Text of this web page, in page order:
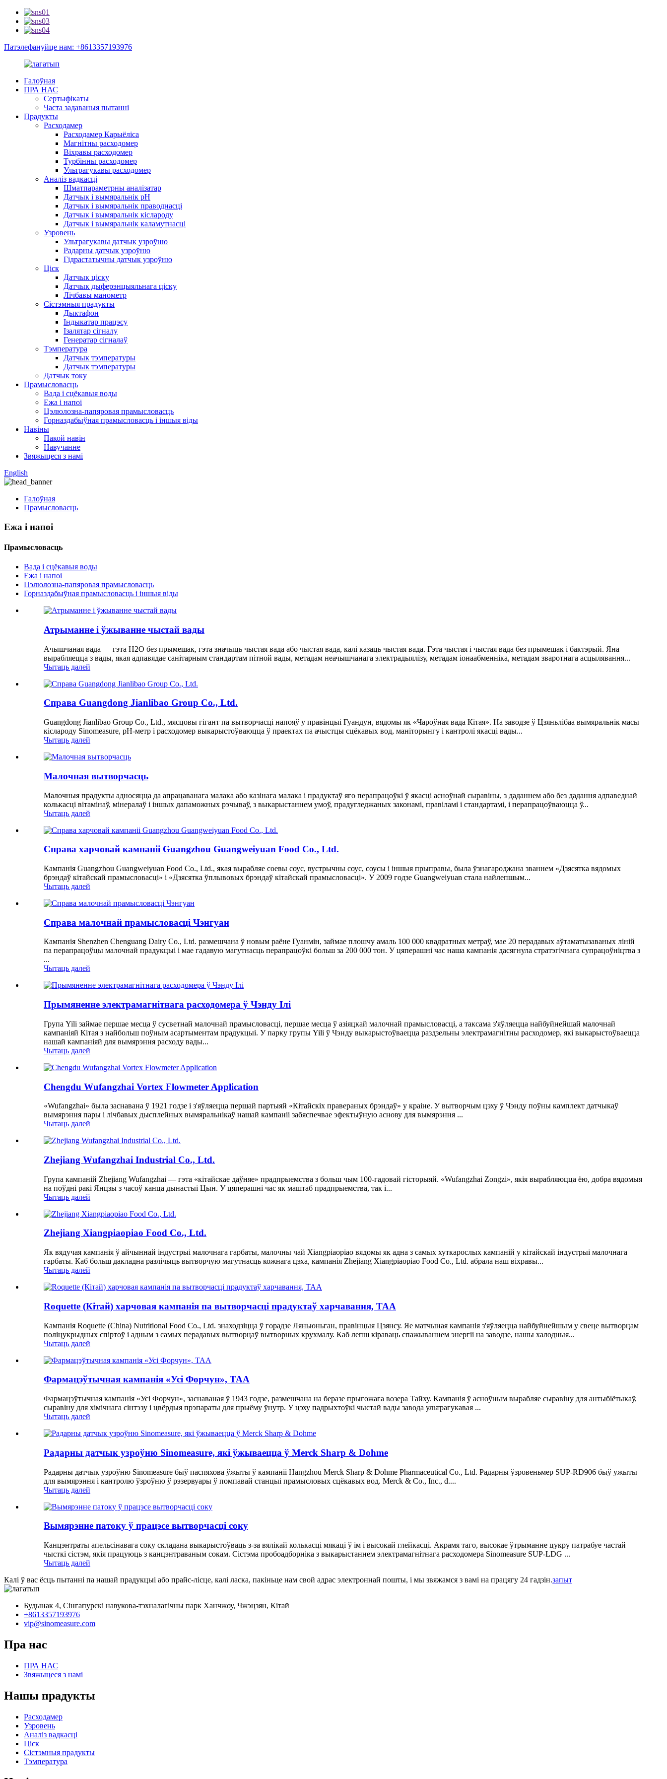
Патэлефануйце нам: +8613357193976
Галоўная
ПРА НАС
Сертыфікаты
Часта задаваныя пытанні
Прадукты
Расходамер
Расходамер Карыёліса
Магнітны расходомер
Віхравы расходомер
Турбінны расходомер
Ультрагукавы расходомер
Аналіз вадкасці
Шматпараметрны аналізатар
Датчык і вымяральнік pH
Датчык і вымяральнік праводнасці
Датчык і вымяральнік кіслароду
Датчык і вымяральнік каламутнасці
Узровень
Ультрагукавы датчык узроўню
Радарны датчык узроўню
Гідрастатычны датчык узроўню
Ціск
Датчык ціску
Датчык дыферэнцыяльнага ціску
Лічбавы манометр
Сістэмныя прадукты
Дыктафон
Індыкатар працэсу
Ізалятар сігналу
Генератар сігналаў
Тэмпература
Датчык тэмпературы
Датчык тэмпературы
Датчык току
Прамысловасць
Вада і сцёкавыя воды
Ежа і напоі
Цэлюлозна-папяровая прамысловасць
Горназдабыўная прамысловасць і іншыя віды
Навіны
Пакой навін
Навучанне
Звяжыцеся з намі
English
Галоўная
Прамысловасць
Ежа і напоі
Прамысловасць
Вада і сцёкавыя воды
Ежа і напоі
Цэлюлозна-папяровая прамысловасць
Горназдабыўная прамысловасць і іншыя віды
Атрыманне і ўжыванне чыстай вады
Ачышчаная вада — гэта H2O без прымешак, гэта значыць чыстая вада або чыстая вада, калі казаць чыстая вада. Гэта чыстая і чыстая вада без прымешак і бактэрый. Яна
вырабляецца з вады, якая адпавядае санітарным стандартам пітной вады, метадам неачышчанага электрадыялізу, метадам іонаабменніка, метадам зваротнага асцылявання...
Чытаць далей
Справа Guangdong Jianlibao Group Co., Ltd.
Guangdong Jianlibao Group Co., Ltd., мясцовы гігант па вытворчасці напояў у правінцыі Гуандун, вядомы як «Чароўная вада Кітая». На заводзе ў Цзяньлібаа вымяральнік масы
кіслароду Sinomeasure, pH-метр і расходомер выкарыстоўваюцца ў праектах па ачыстцы сцёкавых вод, маніторынгу і кантролі якасці вады...
Чытаць далей
Малочная вытворчасць
Малочныя прадукты адносяцца да апрацаванага малака або казінага малака і прадуктаў яго перапрацоўкі ў якасці асноўнай сыравіны, з даданнем або без дадання адпаведнай
колькасці вітамінаў, мінералаў і іншых дапаможных рэчываў, з выкарыстаннем умоў, прадугледжаных законамі, правіламі і стандартамі, і перапрацоўваюцца ў...
Чытаць далей
Справа харчовай кампаніі Guangzhou Guangweiyuan Food Co., Ltd.
Кампанія Guangzhou Guangweiyuan Food Co., Ltd., якая вырабляе соевы соус, вустрычны соус, соусы і іншыя прыправы, была ўзнагароджана званнем «Дзясятка вядомых
брэндаў кітайскай прамысловасці» і «Дзясятка ўплывовых брэндаў кітайскай прамысловасці». У 2009 годзе Guangweiyuan стала найлепшым...
Чытаць далей
Справа малочнай прамысловасці Чэнгуан
Кампанія Shenzhen Chenguang Dairy Co., Ltd. размешчана ў новым раёне Гуанмін, займае плошчу амаль 100 000 квадратных метраў, мае 20 перадавых аўтаматызаваных ліній
па перапрацоўцы малочнай прадукцыі і мае гадавую магутнасць перапрацоўкі больш за 200 000 тон. У цяперашні час наша кампанія дасягнула стратэгічнага супрацоўніцтва з
...
Чытаць далей
Прымяненне электрамагнітнага расходомера ў Чэнду Ілі
Група Yili займае першае месца ў сусветнай малочнай прамысловасці, першае месца ў азіяцкай малочнай прамысловасці, а таксама з'яўляецца найбуйнейшай малочнай
кампаніяй Кітая з найбольш поўным асартыментам прадукцыі. У парку групы Yili ў Чэнду выкарыстоўваецца раздзельны электрамагнітны расходомер, які выкарыстоўваецца
нашай кампаніяй для вымярэння расходу вады...
Чытаць далей
Chengdu Wufangzhai Vortex Flowmeter Application
«Wufangzhai» была заснавана ў 1921 годзе і з'яўляецца першай партыяй «Кітайскіх правераных брэндаў» у краіне. У вытворчым цэху ў Чэнду поўны камплект датчыкаў
вымярэння пары і лічбавых дысплейных вымяральнікаў нашай кампаніі забяспечвае эфектыўную аснову для вымярэння ...
Чытаць далей
Zhejiang Wufangzhai Industrial Co., Ltd.
Група кампаній Zhejiang Wufangzhai — гэта «кітайскае даўняе» прадпрыемства з больш чым 100-гадовай гісторыяй. «Wufangzhai Zongzi», якія вырабляюцца ёю, добра вядомыя
на поўдні ракі Янцзы з часоў канца дынастыі Цын. У цяперашні час як маштаб прадпрыемства, так і...
Чытаць далей
Zhejiang Xiangpiaopiao Food Co., Ltd.
Як вядучая кампанія ў айчыннай індустрыі малочнага гарбаты, малочны чай Xiangpiaopiao вядомы як адна з самых хуткарослых кампаній у кітайскай індустрыі малочнага
гарбаты. Каб больш дакладна разлічыць вытворчую магутнасць кожнага цэха, кампанія Zhejiang Xiangpiaopiao Food Co., Ltd. абрала наш віхравы...
Чытаць далей
Roquette (Кітай) харчовая кампанія па вытворчасці прадуктаў харчавання, ТАА
Кампанія Roquette (China) Nutritional Food Co., Ltd. знаходзіцца ў горадзе Ляньюньган, правінцыя Цзянсу. Яе матчыная кампанія з'яўляецца найбуйнейшым у свеце вытворцам
поліцукрыдных спіртоў і адным з самых перадавых вытворцаў вытворных крухмалу. Каб лепш кіраваць спажываннем энергіі на заводзе, нашы халодныя...
Чытаць далей
Фармацэўтычная кампанія «Усі Форчун», ТАА
Фармацэўтычная кампанія «Усі Форчун», заснаваная ў 1943 годзе, размешчана на беразе прыгожага возера Тайху. Кампанія ў асноўным вырабляе сыравіну для антыбіётыкаў,
сыравіну для хімічнага сінтэзу і цвёрдыя прэпараты для прыёму ўнутр. У цэху падрыхтоўкі чыстай вады завода ультрагукавая ...
Чытаць далей
Радарны датчык узроўню Sinomeasure, які ўжываецца ў Merck Sharp & Dohme
Радарны датчык узроўню Sinomeasure быў паспяхова ўжыты ў кампаніі Hangzhou Merck Sharp & Dohme Pharmaceutical Co., Ltd. Радарны ўзровеньмер SUP-RD906 быў ужыты
для вымярэння і кантролю ўзроўню ў рэзервуары ў помпавай станцыі прамысловых сцёкавых вод. Merck & Co., Inc., d....
Чытаць далей
Вымярэнне патоку ў працэсе вытворчасці соку
Канцэнтраты апельсінавага соку складана выкарыстоўваць з-за вялікай колькасці мякаці ў ім і высокай глейкасці. Акрамя таго, высокае ўтрыманне цукру патрабуе частай
чысткі сістэм, якія працуюць з канцэнтраваным сокам. Сістэма пробоадборніка з выкарыстаннем электрамагнітнага расходомера Sinomeasure SUP-LDG ...
Чытаць далей
Калі ў вас ёсць пытанні па нашай прадукцыі або прайс-лісце, калі ласка, пакіньце нам свой адрас электроннай пошты, і мы звяжамся з вамі на працягу 24 гадзін.запыт
Будынак 4, Сінгапурскі навукова-тэхналагічны парк Ханчжоу, Чжэцзян, Кітай
+8613357193976
vip@sinomeasure.com
Пра нас
ПРА НАС
Звяжыцеся з намі
Нашы прадукты
Расходамер
Узровень
Аналіз вадкасці
Ціск
Сістэмныя прадукты
Тэмпература